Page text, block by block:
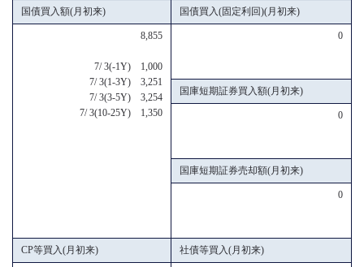
国債買入額(月初来) 国債買入(固定利回)(月初来)
8,855
7/ 3(-1Y) 1,000
7/ 3(1-3Y) 3,251
7/ 3(3-5Y) 3,254
7/ 3(10-25Y) 1,350
0
国庫短期証券買入額(月初来)
0
国庫短期証券売却額(月初来)
0
CP等買入(月初来) 社債等買入(月初来)